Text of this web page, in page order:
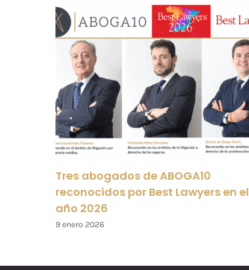
Tres abogados de ABOGA10
reconocidos por Best Lawyers en el
año 2026
9 enero 2026